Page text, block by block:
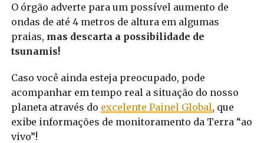
O órgão adverte para um possível aumento de
ondas de até 4 metros de altura em algumas
praias, mas descarta a possibilidade de
tsunamis!
Caso você ainda esteja preocupado, pode
acompanhar em tempo real a situação do nosso
planeta através do excelente Painel Global, que
exibe informações de monitoramento da Terra “ao
vivo”!